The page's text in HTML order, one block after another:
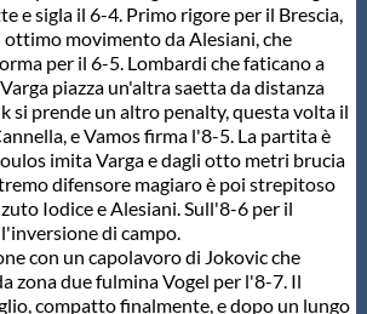
e sigla il 6-4. Primo rigore per il Brescia,
movimento da Alesiani, che
per il 6-5. Lombardi che faticano a
piazza un'altra saetta da distanza
si prende un altro penalty, questa volta il
e Vamos firma l'8-5. La partita è
imita Varga e dagli otto metri brucia
difensore magiaro è poi strepitoso
Iodice e Alesiani. Sull'8-6 per il
di campo.
con un capolavoro di Jokovic che
zona due fulmina Vogel per l'8-7. Il
compatto finalmente, e dopo un lungo